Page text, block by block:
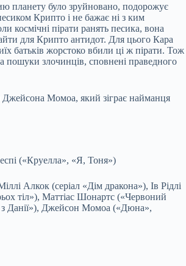
планету було зруйновано, подорожує
Крипто і не бажає ні з ким
космічні пірати ранять песика, вона
для Крипто антидот. Для цього Кара
батьків жорстоко вбили ці ж пірати. Тож
пошуки злочинців, сповнені праведного
Джейсона Момоа, який зіграє найманця
(«Круелла», «Я, Тоня»)
Алкок (серіал «Дім дракона»), Ів Рідлі
тіл»), Маттіас Шонартс («Червоний
з Данії»), Джейсон Момоа («Дюна»,